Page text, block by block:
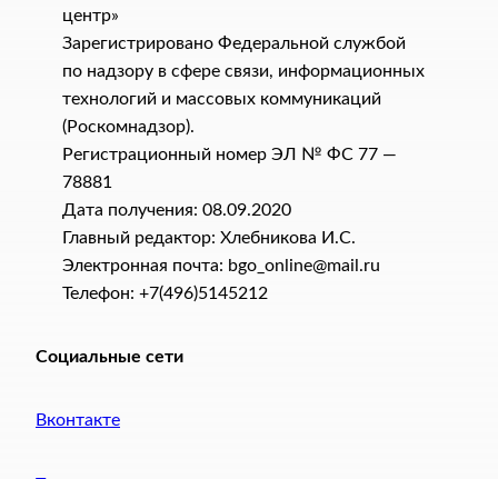
центр»
Зарегистрировано Федеральной службой
по надзору в сфере связи, информационных
технологий и массовых коммуникаций
(Роскомнадзор).
Регистрационный номер ЭЛ № ФС 77 —
78881
Дата получения: 08.09.2020
Главный редактор: Хлебникова И.C.
Электронная почта: bgo_online@mail.ru
Телефон: +7(496)5145212
Социальные сети
Вконтакте